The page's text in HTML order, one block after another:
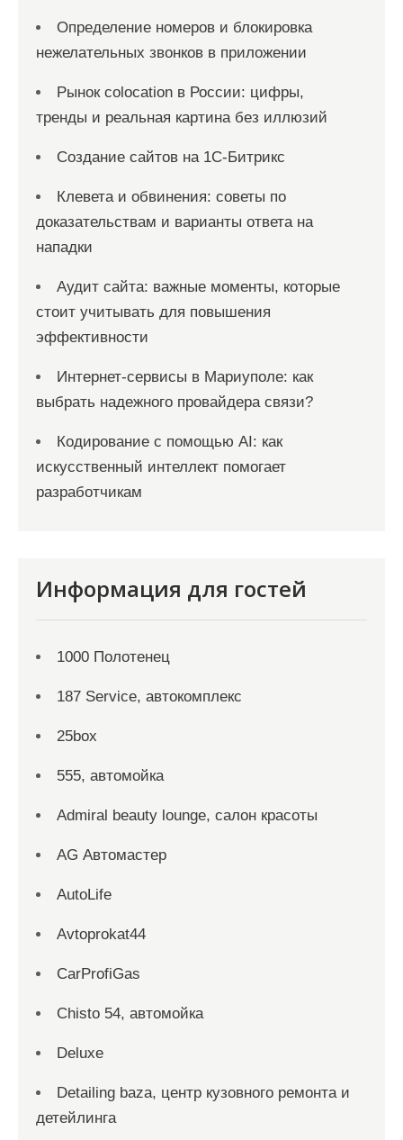
Определение номеров и блокировка
нежелательных звонков в приложении
Рынок colocation в России: цифры,
тренды и реальная картина без иллюзий
Создание сайтов на 1С-Битрикс
Клевета и обвинения: советы по
доказательствам и варианты ответа на
нападки
Аудит сайта: важные моменты, которые
стоит учитывать для повышения
эффективности
Интернет-сервисы в Мариуполе: как
выбрать надежного провайдера связи?
Кодирование с помощью AI: как
искусственный интеллект помогает
разработчикам
Информация для гостей
1000 Полотенец
187 Service, автокомплекс
25box
555, автомойка
Admiral beauty lounge, салон красоты
AG Автомастер
AutoLife
Avtoprokat44
CarProfiGas
Chisto 54, автомойка
Deluxe
Detailing baza, центр кузовного ремонта и
детейлинга